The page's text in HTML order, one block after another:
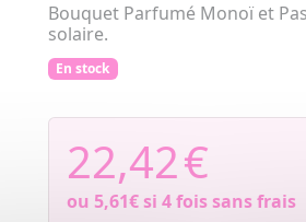
Bouquet Parfumé Monoï et
solaire.
En stock
22,42€
ou 5,61€si 4 fois sans frais